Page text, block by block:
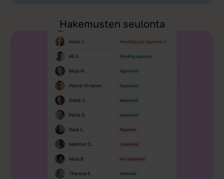
Hakemusten seulonta